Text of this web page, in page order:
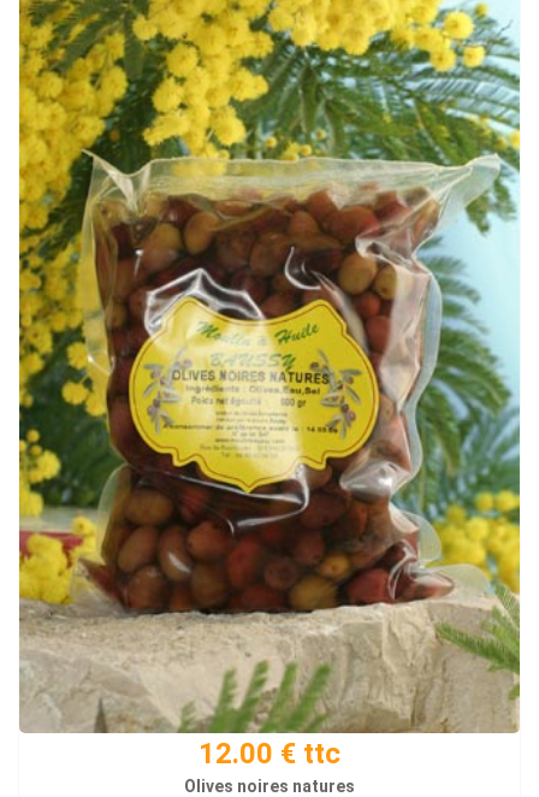
12.00 € ttc
Olives noires natures